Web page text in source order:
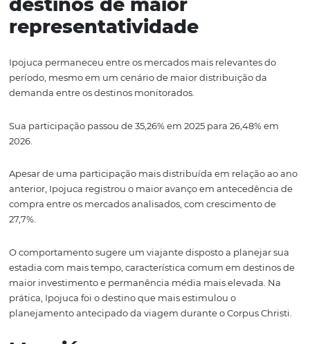
Curitiba consolida
presença no mercado
durante o período.
A participação do destino avançou de 29,67% para
demonstrando sua capacidade de ampliar sua
demanda do feriado.
O desempenho reforça a crescente relevância da capital
paranaense dentro do cenário turístico nacional.
Ipojuca segue entre os